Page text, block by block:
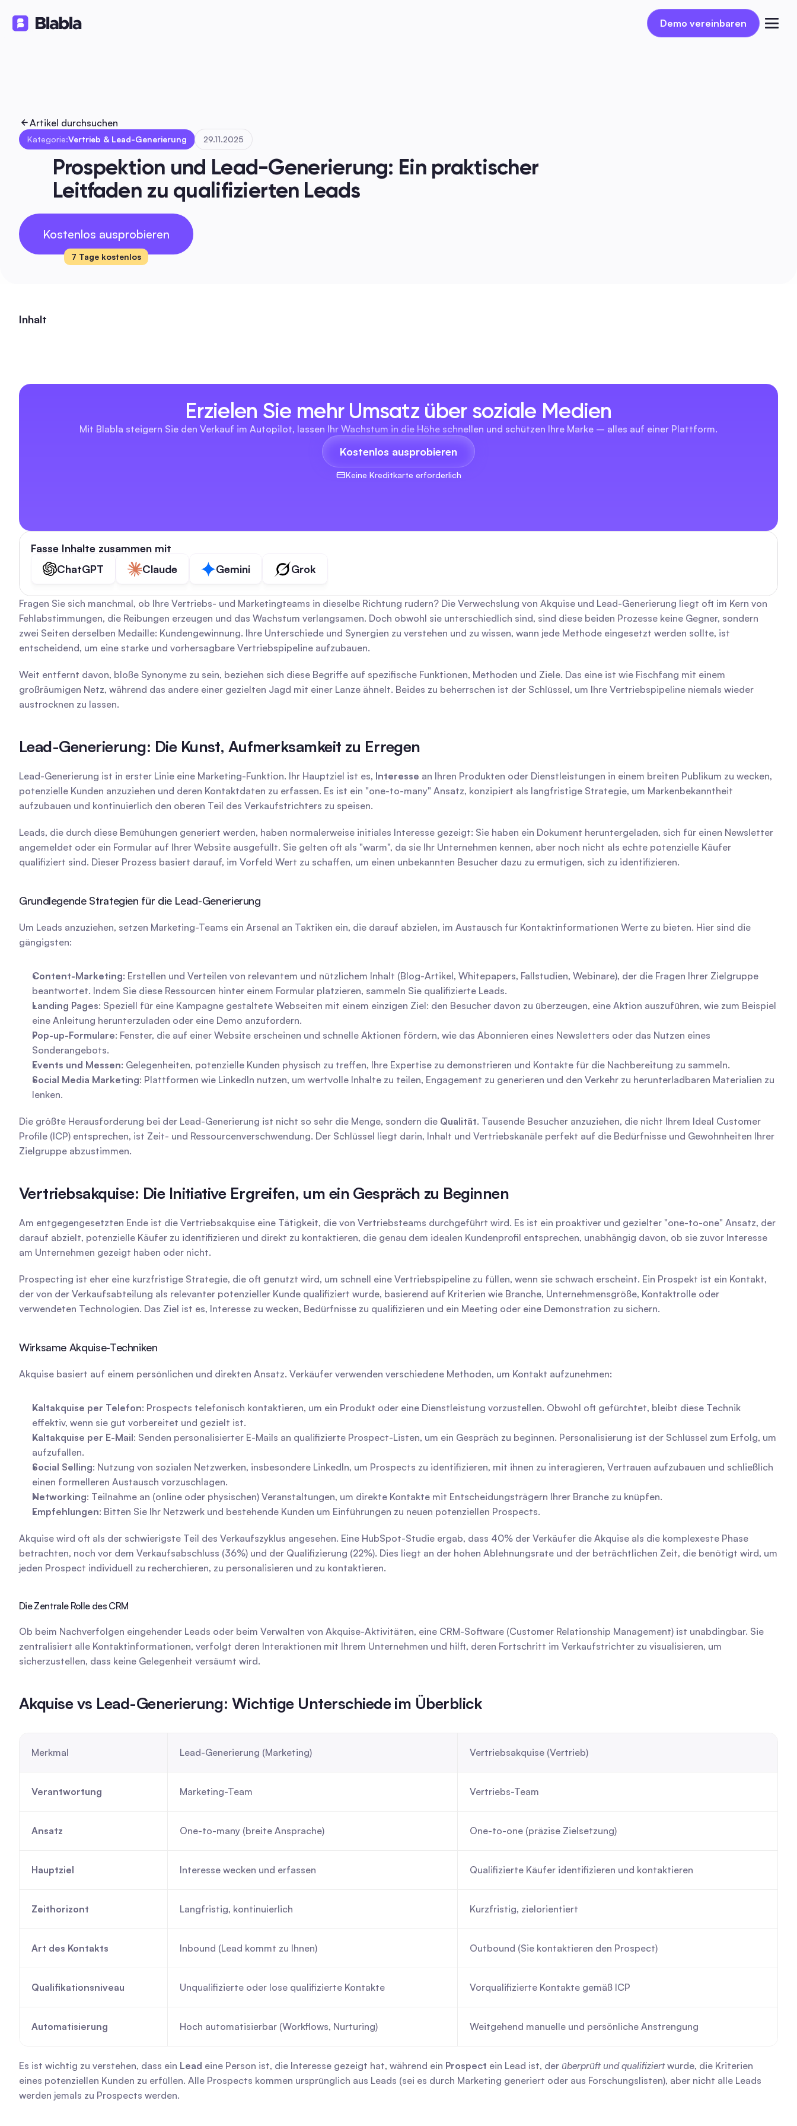
Demo vereinbaren
Demo vereinbaren
Artikel durchsuchen
Kategorie:Vertrieb & Lead-Generierung 29.11.2025
Prospektion und Lead-Generierung: Ein praktischer
Leitfaden zu qualifizierten Leads
Kostenlos ausprobieren
7 Tage kostenlos
Inhalt
Fasse Inhalte zusammen mit
ChatGPT
Claude Gemini Grok
Fragen Sie sich manchmal, ob Ihre Vertriebs- und Marketingteams in dieselbe Richtung rudern? Die Verwechslung von Akquise und Lead-Generierung liegt oft im Kern von
Fehlabstimmungen, die Reibungen erzeugen und das Wachstum verlangsamen. Doch obwohl sie unterschiedlich sind, sind diese beiden Prozesse keine Gegner, sondern
zwei Seiten derselben Medaille: Kundengewinnung. Ihre Unterschiede und Synergien zu verstehen und zu wissen, wann jede Methode eingesetzt werden sollte, ist
entscheidend, um eine starke und vorhersagbare Vertriebspipeline aufzubauen.
Weit entfernt davon, bloße Synonyme zu sein, beziehen sich diese Begriffe auf spezifische Funktionen, Methoden und Ziele. Das eine ist wie Fischfang mit einem
großräumigen Netz, während das andere einer gezielten Jagd mit einer Lanze ähnelt. Beides zu beherrschen ist der Schlüssel, um Ihre Vertriebspipeline niemals wieder
austrocknen zu lassen.
Lead-Generierung: Die Kunst, Aufmerksamkeit zu Erregen
Lead-Generierung ist in erster Linie eine Marketing-Funktion. Ihr Hauptziel ist es, Interesse an Ihren Produkten oder Dienstleistungen in einem breiten Publikum zu wecken,
potenzielle Kunden anzuziehen und deren Kontaktdaten zu erfassen. Es ist ein "one-to-many" Ansatz, konzipiert als langfristige Strategie, um Markenbekanntheit
aufzubauen und kontinuierlich den oberen Teil des Verkaufstrichters zu speisen.
Leads, die durch diese Bemühungen generiert werden, haben normalerweise initiales Interesse gezeigt: Sie haben ein Dokument heruntergeladen, sich für einen Newsletter
angemeldet oder ein Formular auf Ihrer Website ausgefüllt. Sie gelten oft als "warm", da sie Ihr Unternehmen kennen, aber noch nicht als echte potenzielle Käufer
qualifiziert sind. Dieser Prozess basiert darauf, im Vorfeld Wert zu schaffen, um einen unbekannten Besucher dazu zu ermutigen, sich zu identifizieren.
Grundlegende Strategien für die Lead-Generierung
Um Leads anzuziehen, setzen Marketing-Teams ein Arsenal an Taktiken ein, die darauf abzielen, im Austausch für Kontaktinformationen Werte zu bieten. Hier sind die
gängigsten:
Content-Marketing: Erstellen und Verteilen von relevantem und nützlichem Inhalt (Blog-Artikel, Whitepapers, Fallstudien, Webinare), der die Fragen Ihrer Zielgruppe
beantwortet. Indem Sie diese Ressourcen hinter einem Formular platzieren, sammeln Sie qualifizierte Leads.
Landing Pages: Speziell für eine Kampagne gestaltete Webseiten mit einem einzigen Ziel: den Besucher davon zu überzeugen, eine Aktion auszuführen, wie zum Beispiel
eine Anleitung herunterzuladen oder eine Demo anzufordern.
Pop-up-Formulare: Fenster, die auf einer Website erscheinen und schnelle Aktionen fördern, wie das Abonnieren eines Newsletters oder das Nutzen eines
Sonderangebots.
Events und Messen: Gelegenheiten, potenzielle Kunden physisch zu treffen, Ihre Expertise zu demonstrieren und Kontakte für die Nachbereitung zu sammeln.
Social Media Marketing: Plattformen wie LinkedIn nutzen, um wertvolle Inhalte zu teilen, Engagement zu generieren und den Verkehr zu herunterladbaren Materialien zu
lenken.
Die größte Herausforderung bei der Lead-Generierung ist nicht so sehr die Menge, sondern die Qualität. Tausende Besucher anzuziehen, die nicht Ihrem Ideal Customer
Profile (ICP) entsprechen, ist Zeit- und Ressourcenverschwendung. Der Schlüssel liegt darin, Inhalt und Vertriebskanäle perfekt auf die Bedürfnisse und Gewohnheiten Ihrer
Zielgruppe abzustimmen.
Vertriebsakquise: Die Initiative Ergreifen, um ein Gespräch zu Beginnen
Am entgegengesetzten Ende ist die Vertriebsakquise eine Tätigkeit, die von Vertriebsteams durchgeführt wird. Es ist ein proaktiver und gezielter "one-to-one" Ansatz, der
darauf abzielt, potenzielle Käufer zu identifizieren und direkt zu kontaktieren, die genau dem idealen Kundenprofil entsprechen, unabhängig davon, ob sie zuvor Interesse
am Unternehmen gezeigt haben oder nicht.
Prospecting ist eher eine kurzfristige Strategie, die oft genutzt wird, um schnell eine Vertriebspipeline zu füllen, wenn sie schwach erscheint. Ein Prospekt ist ein Kontakt,
der von der Verkaufsabteilung als relevanter potenzieller Kunde qualifiziert wurde, basierend auf Kriterien wie Branche, Unternehmensgröße, Kontaktrolle oder
verwendeten Technologien. Das Ziel ist es, Interesse zu wecken, Bedürfnisse zu qualifizieren und ein Meeting oder eine Demonstration zu sichern.
Wirksame Akquise-Techniken
Akquise basiert auf einem persönlichen und direkten Ansatz. Verkäufer verwenden verschiedene Methoden, um Kontakt aufzunehmen:
Kaltakquise per Telefon: Prospects telefonisch kontaktieren, um ein Produkt oder eine Dienstleistung vorzustellen. Obwohl oft gefürchtet, bleibt diese Technik
effektiv, wenn sie gut vorbereitet und gezielt ist.
Kaltakquise per E-Mail: Senden personalisierter E-Mails an qualifizierte Prospect-Listen, um ein Gespräch zu beginnen. Personalisierung ist der Schlüssel zum Erfolg, um
aufzufallen.
Social Selling: Nutzung von sozialen Netzwerken, insbesondere LinkedIn, um Prospects zu identifizieren, mit ihnen zu interagieren, Vertrauen aufzubauen und schließlich
einen formelleren Austausch vorzuschlagen.
Networking: Teilnahme an (online oder physischen) Veranstaltungen, um direkte Kontakte mit Entscheidungsträgern Ihrer Branche zu knüpfen.
Empfehlungen: Bitten Sie Ihr Netzwerk und bestehende Kunden um Einführungen zu neuen potenziellen Prospects.
Akquise wird oft als der schwierigste Teil des Verkaufszyklus angesehen. Eine HubSpot-Studie ergab, dass 40% der Verkäufer die Akquise als die komplexeste Phase
betrachten, noch vor dem Verkaufsabschluss (36%) und der Qualifizierung (22%). Dies liegt an der hohen Ablehnungsrate und der beträchtlichen Zeit, die benötigt wird, um
jeden Prospect individuell zu recherchieren, zu personalisieren und zu kontaktieren.
Die Zentrale Rolle des CRM
Ob beim Nachverfolgen eingehender Leads oder beim Verwalten von Akquise-Aktivitäten, eine CRM-Software (Customer Relationship Management) ist unabdingbar. Sie
zentralisiert alle Kontaktinformationen, verfolgt deren Interaktionen mit Ihrem Unternehmen und hilft, deren Fortschritt im Verkaufstrichter zu visualisieren, um
sicherzustellen, dass keine Gelegenheit versäumt wird.
Akquise vs Lead-Generierung: Wichtige Unterschiede im Überblick
Merkmal Lead-Generierung (Marketing) Vertriebsakquise (Vertrieb)
Verantwortung Marketing-Team Vertriebs-Team
Ansatz One-to-many (breite Ansprache) One-to-one (präzise Zielsetzung)
Hauptziel Interesse wecken und erfassen Qualifizierte Käufer identifizieren und kontaktieren
Zeithorizont Langfristig, kontinuierlich Kurzfristig, zielorientiert
Art des Kontakts Inbound (Lead kommt zu Ihnen) Outbound (Sie kontaktieren den Prospect)
Qualifikationsniveau Unqualifizierte oder lose qualifizierte Kontakte Vorqualifizierte Kontakte gemäß ICP
Automatisierung Hoch automatisierbar (Workflows, Nurturing) Weitgehend manuelle und persönliche Anstrengung
Es ist wichtig zu verstehen, dass ein Lead eine Person ist, die Interesse gezeigt hat, während ein Prospect ein Lead ist, der überprüft und qualifiziert wurde, die Kriterien
eines potenziellen Kunden zu erfüllen. Alle Prospects kommen ursprünglich aus Leads (sei es durch Marketing generiert oder aus Forschungslisten), aber nicht alle Leads
werden jemals zu Prospects werden.
Erzielen Sie mehr Umsatz über soziale Medien
Mit Blabla steigern Sie den Verkauf im Autopilot, lassen Ihr Wachstum in die Höhe schnellen und schützen Ihre Marke – alles auf einer Plattform.
Kostenlos ausprobieren
Keine Kreditkarte erforderlich